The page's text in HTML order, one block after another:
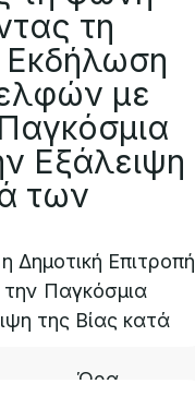
τη
Εκδήλωση
με
Εξάλειψη
των
Δημοτική Επιτροπή
Παγκόσμια
της Βίας κατά
Ώρα